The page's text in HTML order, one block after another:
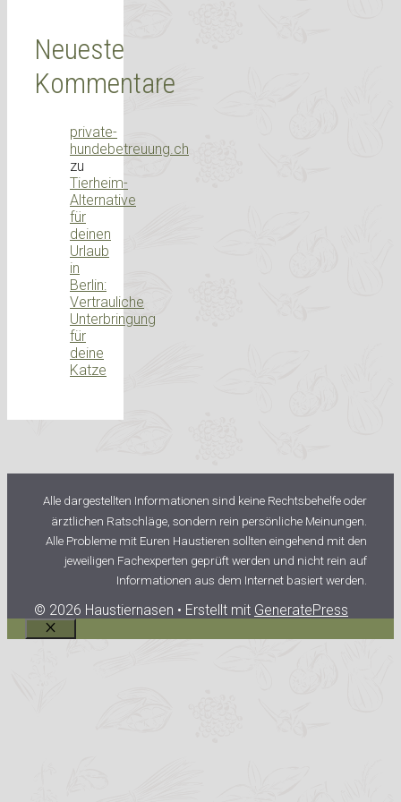
Neueste
Kommentare
private-
hundebetreuung.ch
zu
Tierheim-
Alternative
für
deinen
Urlaub
in
Berlin:
Vertrauliche
Unterbringung
für
deine
Katze
Alle dargestellten Informationen sind keine Rechtsbehelfe oder
ärztlichen Ratschläge, sondern rein persönliche Meinungen.
Alle Probleme mit Euren Haustieren sollten eingehend mit den
jeweiligen Fachexperten geprüft werden und nicht rein auf
Informationen aus dem Internet basiert werden.
© 2026 Haustiernasen • Erstellt mit GeneratePress
Schließen